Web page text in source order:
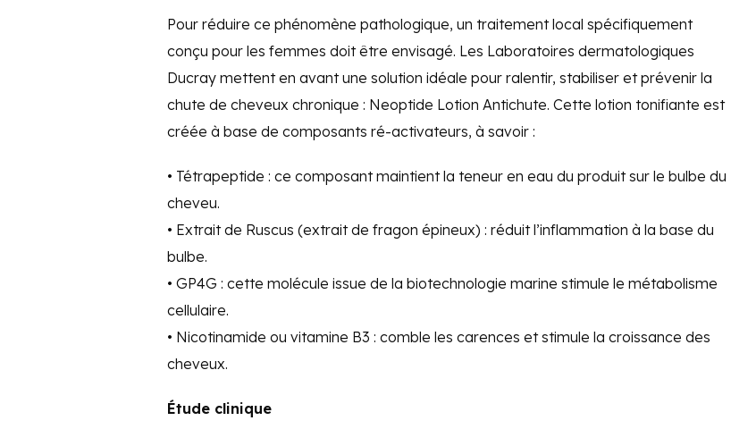
Pour réduire ce phénomène pathologique, un traitement local spécifiquement
conçu pour les femmes doit être envisagé. Les Laboratoires dermatologiques
Ducray mettent en avant une solution idéale pour ralentir, stabiliser et prévenir la
chute de cheveux chronique : Neoptide Lotion Antichute. Cette lotion tonifiante est
créée à base de composants ré-activateurs, à savoir :
• Tétrapeptide : ce composant maintient la teneur en eau du produit sur le bulbe du
cheveu.
• Extrait de Ruscus (extrait de fragon épineux) : réduit l’inflammation à la base du
bulbe.
• GP4G : cette molécule issue de la biotechnologie marine stimule le métabolisme
cellulaire.
• Nicotinamide ou vitamine B3 : comble les carences et stimule la croissance des
cheveux.
Étude clinique